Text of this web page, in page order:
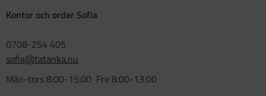
Kontor och order Sofia
0708-254 405
sofia@tatanka.nu
Mån-tors 8:00-15:00 Fre 8:00-13:00